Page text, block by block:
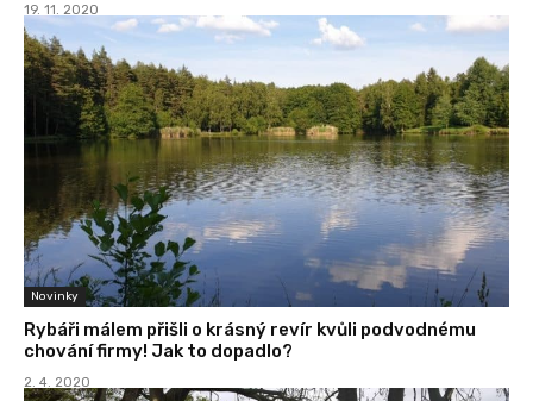
19. 11. 2020
Novinky
Rybáři málem přišli o krásný revír kvůli podvodnému
chování firmy! Jak to dopadlo?
2. 4. 2020